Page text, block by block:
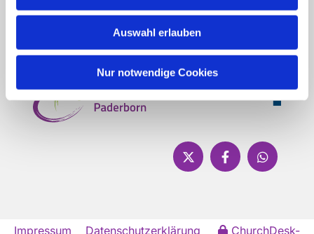
Auswahl erlauben
Nur notwendige Cookies
Impressum Datenschutzerklärung ChurchDesk-